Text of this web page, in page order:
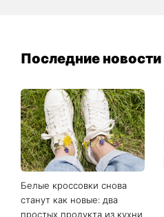
Последние новости
Белые кроссовки снова
станут как новые: два
простых продукта из кухни